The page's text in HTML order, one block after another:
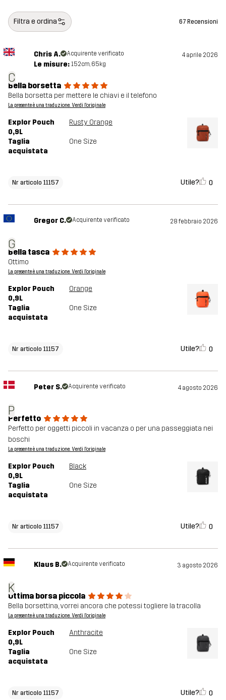
Filtra e ordina 67 Recensioni
C
Chris A. Acquirente verificato 4 aprile 2026
Le misure: 152cm, 65kg
Bella borsetta
Bella borsetta per mettere le chiavi e il telefono
La presente è una traduzione. Verdi l'originale
Explor Pouch
0,9L
Rusty Orange
Taglia
acquistata
One Size
Nr articolo 11157 Utile? 0
G
Gregor C. Acquirente verificato 28 febbraio 2026
Bella tasca
Ottimo
La presente è una traduzione. Verdi l'originale
Explor Pouch
0,9L
Orange
Taglia
acquistata
One Size
Nr articolo 11157 Utile? 0
P
Peter S. Acquirente verificato 4 agosto 2026
Perfetto
Perfetto per oggetti piccoli in vacanza o per una passeggiata nei
boschi
La presente è una traduzione. Verdi l'originale
Explor Pouch
0,9L
Black
Taglia
acquistata
One Size
Nr articolo 11157 Utile? 0
K
Klaus B. Acquirente verificato 3 agosto 2026
Ottima borsa piccola
Bella borsettina, vorrei ancora che potessi togliere la tracolla
La presente è una traduzione. Verdi l'originale
Explor Pouch
0,9L
Anthracite
Taglia
acquistata
One Size
Nr articolo 11157 Utile? 0